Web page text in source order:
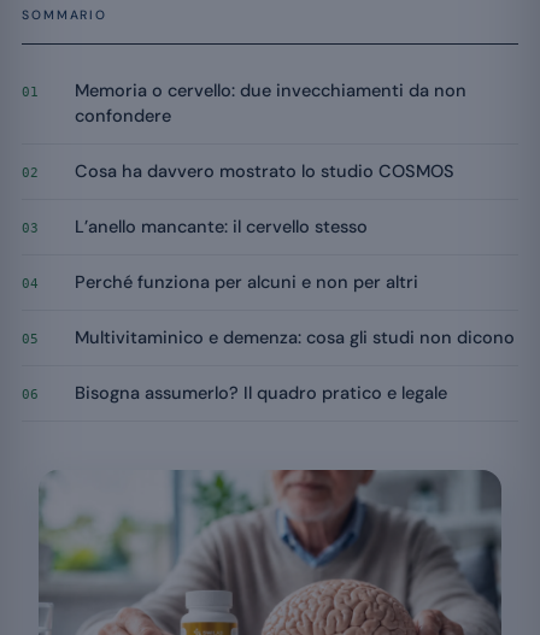
SOMMARIO
01
Memoria o cervello: due invecchiamenti da non
confondere
02 Cosa ha davvero mostrato lo studio COSMOS
03 L’anello mancante: il cervello stesso
04 Perché funziona per alcuni e non per altri
05 Multivitaminico e demenza: cosa gli studi non dicono
06 Bisogna assumerlo? Il quadro pratico e legale